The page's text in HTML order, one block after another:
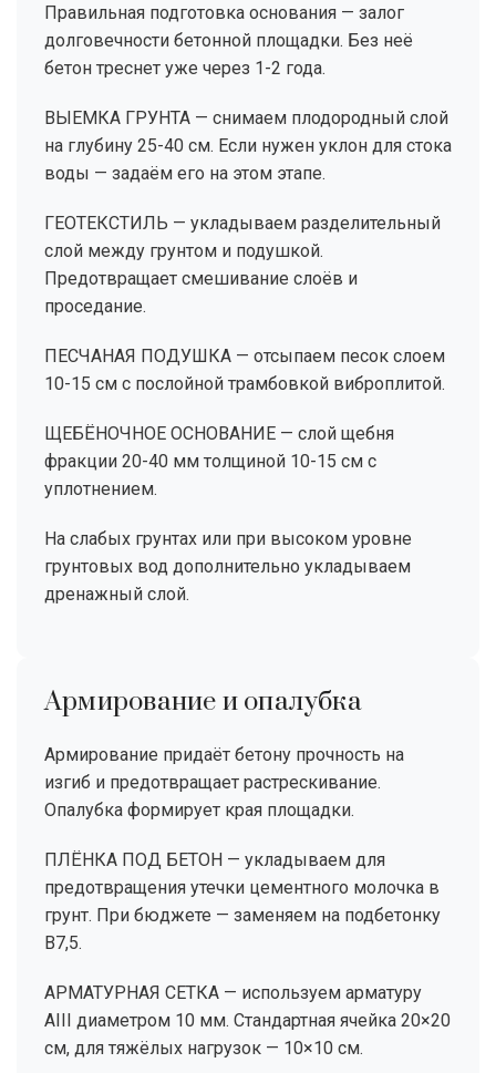
Правильная подготовка основания — залог
долговечности бетонной площадки. Без неё
бетон треснет уже через 1-2 года.
ВЫЕМКА ГРУНТА — снимаем плодородный слой
на глубину 25-40 см. Если нужен уклон для стока
воды — задаём его на этом этапе.
ГЕОТЕКСТИЛЬ — укладываем разделительный
слой между грунтом и подушкой.
Предотвращает смешивание слоёв и
проседание.
ПЕСЧАНАЯ ПОДУШКА — отсыпаем песок слоем
10-15 см с послойной трамбовкой виброплитой.
ЩЕБЁНОЧНОЕ ОСНОВАНИЕ — слой щебня
фракции 20-40 мм толщиной 10-15 см с
уплотнением.
На слабых грунтах или при высоком уровне
грунтовых вод дополнительно укладываем
дренажный слой.
Армирование и опалубка
Армирование придаёт бетону прочность на
изгиб и предотвращает растрескивание.
Опалубка формирует края площадки.
ПЛЁНКА ПОД БЕТОН — укладываем для
предотвращения утечки цементного молочка в
грунт. При бюджете — заменяем на подбетонку
B7,5.
АРМАТУРНАЯ СЕТКА — используем арматуру
AIII диаметром 10 мм. Стандартная ячейка 20×20
см, для тяжёлых нагрузок — 10×10 см.